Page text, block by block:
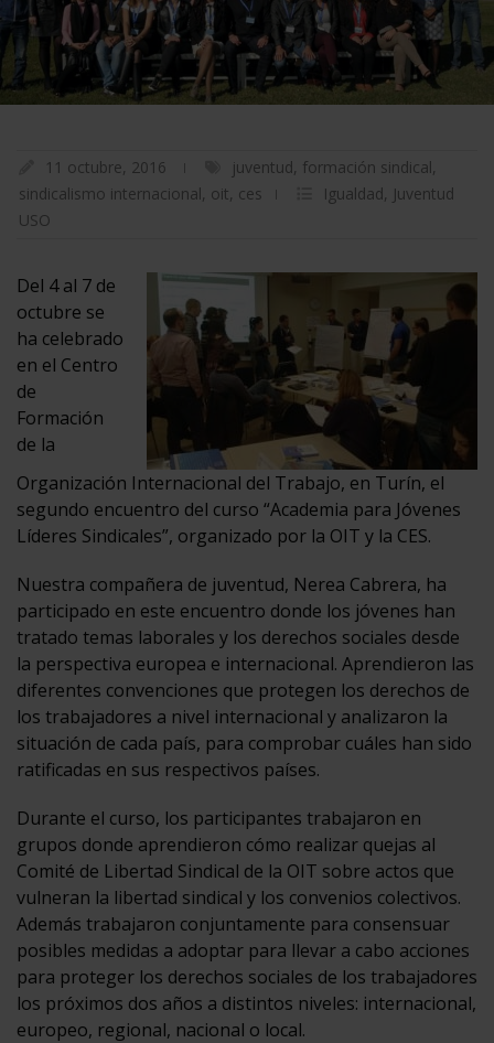
11 octubre, 2016 juventud, formación sindical,
sindicalismo internacional, oit, ces Igualdad, Juventud
USO
Del 4 al 7 de
octubre se
ha celebrado
en el Centro
de
Formación
de la
Organización Internacional del Trabajo, en Turín, el
segundo encuentro del curso “Academia para Jóvenes
Líderes Sindicales”, organizado por la OIT y la CES.
Nuestra compañera de juventud, Nerea Cabrera, ha
participado en este encuentro donde los jóvenes han
tratado temas laborales y los derechos sociales desde
la perspectiva europea e internacional. Aprendieron las
diferentes convenciones que protegen los derechos de
los trabajadores a nivel internacional y analizaron la
situación de cada país, para comprobar cuáles han sido
ratificadas en sus respectivos países.
Durante el curso, los participantes trabajaron en
grupos donde aprendieron cómo realizar quejas al
Comité de Libertad Sindical de la OIT sobre actos que
vulneran la libertad sindical y los convenios colectivos.
Además trabajaron conjuntamente para consensuar
posibles medidas a adoptar para llevar a cabo acciones
para proteger los derechos sociales de los trabajadores
los próximos dos años a distintos niveles: internacional,
europeo, regional, nacional o local.